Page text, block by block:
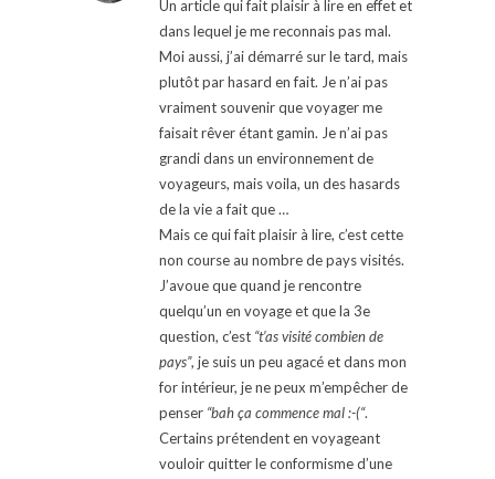
Un article qui fait plaisir à lire en effet et
dans lequel je me reconnais pas mal.
Moi aussi, j’ai démarré sur le tard, mais
plutôt par hasard en fait. Je n’ai pas
vraiment souvenir que voyager me
faisait rêver étant gamin. Je n’ai pas
grandi dans un environnement de
voyageurs, mais voila, un des hasards
de la vie a fait que …
Mais ce qui fait plaisir à lire, c’est cette
non course au nombre de pays visités.
J’avoue que quand je rencontre
quelqu’un en voyage et que la 3e
question, c’est “t’as visité combien de
pays”, je suis un peu agacé et dans mon
for intérieur, je ne peux m’empêcher de
penser “bah ça commence mal :-(“.
Certains prétendent en voyageant
vouloir quitter le conformisme d’une